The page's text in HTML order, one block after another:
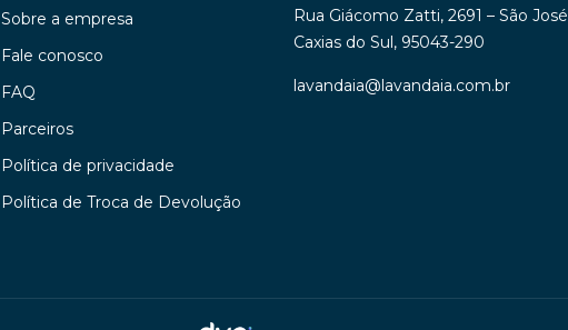
Sobre a empresa
Fale conosco
FAQ
Parceiros
Política de privacidade
Política de Troca de Devolução
Rua Giácomo Zatti, 2691 – São José
Caxias do Sul, 95043-290
lavandaia@lavandaia.com.br